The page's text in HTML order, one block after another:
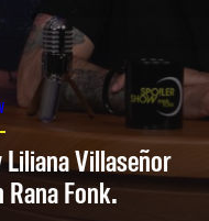
Liliana Villaseñor
Fonk.